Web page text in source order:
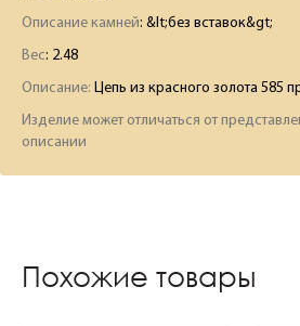
Описание камней: &lt;без вставок&gt;
Вес: 2.48
Описание: Цепь из красного золота 585
Изделие может отличаться от
описании
Похожие товары